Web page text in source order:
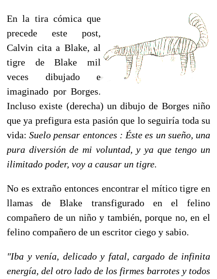
En la tira cómica que
precede este post,
Calvin cita a Blake, al
tigre de Blake mil
veces dibujado e
imaginado por Borges.
Incluso existe (derecha) un dibujo de Borges niño
que ya prefigura esta pasión que lo seguiría toda su
vida:Suelo pensar entonces : Éste es un sueño, una
pura diversión de mi voluntad, y ya que tengo un
ilimitado poder, voy a causar un tigre.
No es extraño entonces encontrar el mítico tigre en
llamas de Blake transfigurado en el felino
compañero de un niño y también, porque no, en el
felino compañero de un escritor ciego y sabio.
"Iba y venía, delicado y fatal, cargado de infinita
energía, del otro lado de los firmes barrotes y todos